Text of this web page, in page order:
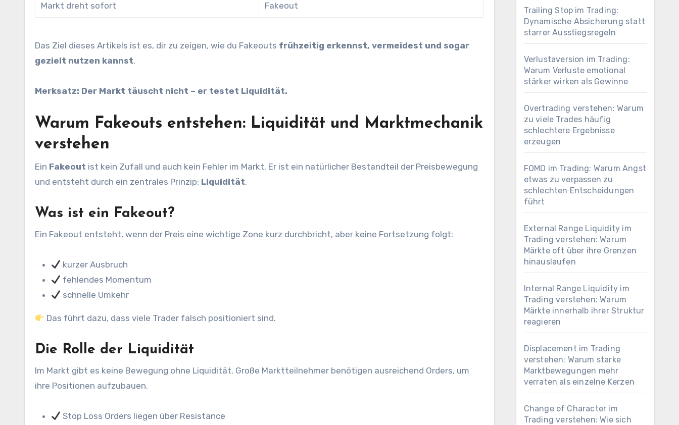
Markt dreht sofort Fakeout
Das Ziel dieses Artikels ist es, dir zu zeigen, wie du Fakeouts frühzeitig erkennst, vermeidest und sogar
gezielt nutzen kannst.
Merksatz: Der Markt täuscht nicht – er testet Liquidität.
Warum Fakeouts entstehen: Liquidität und Marktmechanik
verstehen
Ein Fakeout ist kein Zufall und auch kein Fehler im Markt. Er ist ein natürlicher Bestandteil der Preisbewegung
und entsteht durch ein zentrales Prinzip: Liquidität.
Was ist ein Fakeout?
Ein Fakeout entsteht, wenn der Preis eine wichtige Zone kurz durchbricht, aber keine Fortsetzung folgt:
kurzer Ausbruch
fehlendes Momentum
schnelle Umkehr
Das führt dazu, dass viele Trader falsch positioniert sind.
Die Rolle der Liquidität
Im Markt gibt es keine Bewegung ohne Liquidität. Große Marktteilnehmer benötigen ausreichend Orders, um
ihre Positionen aufzubauen.
Stop Loss Orders liegen über Resistance
Trailing Stop im Trading:
Dynamische Absicherung statt
starrer Ausstiegsregeln
Verlustaversion im Trading:
Warum Verluste emotional
stärker wirken als Gewinne
Overtrading verstehen: Warum
zu viele Trades häufig
schlechtere Ergebnisse
erzeugen
FOMO im Trading: Warum Angst
etwas zu verpassen zu
schlechten Entscheidungen
führt
External Range Liquidity im
Trading verstehen: Warum
Märkte oft über ihre Grenzen
hinauslaufen
Internal Range Liquidity im
Trading verstehen: Warum
Märkte innerhalb ihrer Struktur
reagieren
Displacement im Trading
verstehen: Warum starke
Marktbewegungen mehr
verraten als einzelne Kerzen
Change of Character im
Trading verstehen: Wie sich